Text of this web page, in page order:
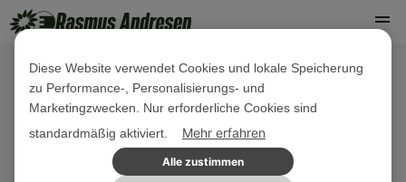
18. JUNI 2020
Keine Zeit für Geplänkel! EU-
Mitgliedstaaten in Verantwortung
Diese Website verwendet Cookies und lokale Speicherung
zu Performance-, Personalisierungs- und
Marketingzwecken. Nur erforderliche Cookies sind
standardmäßig aktiviert.
Mehr erfahren
Alle zustimmen